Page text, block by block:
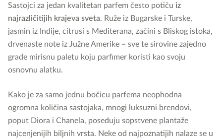
Sastojci za jedan kvalitetan parfem često potiču iz
najrazličitijih krajeva sveta. Ruže iz Bugarske i Turske,
jasmin iz Indije, citrusi s Mediterana, začini s Bliskog istoka,
drvenaste note iz Južne Amerike – sve te sirovine zajedno
grade mirisnu paletu koju parfimer koristi kao svoju
osnovnu alatku.
Kako je za samo jednu bočicu parfema neophodna
ogromna količina sastojaka, mnogi luksuzni brendovi,
poput Diora i Chanela, poseduju sopstvene plantaže
najcenjenijih biljnih vrsta. Neke od najpoznatijih nalaze se u